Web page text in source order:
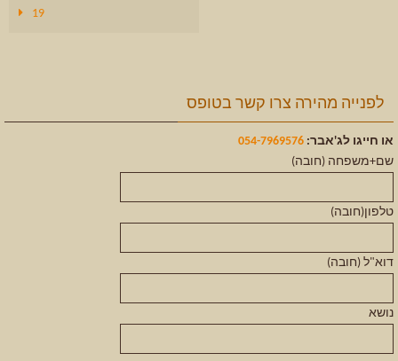
19
לפנייה מהירה צרו קשר בטופס
או חייגו לג'אבר: 054-7969576
שם+משפחה (חובה)
טלפון(חובה)
דוא"ל (חובה)
נושא